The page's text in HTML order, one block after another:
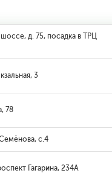
д. 75, посадка в ТРЦ
3
78
с.4
Гагарина, 234А